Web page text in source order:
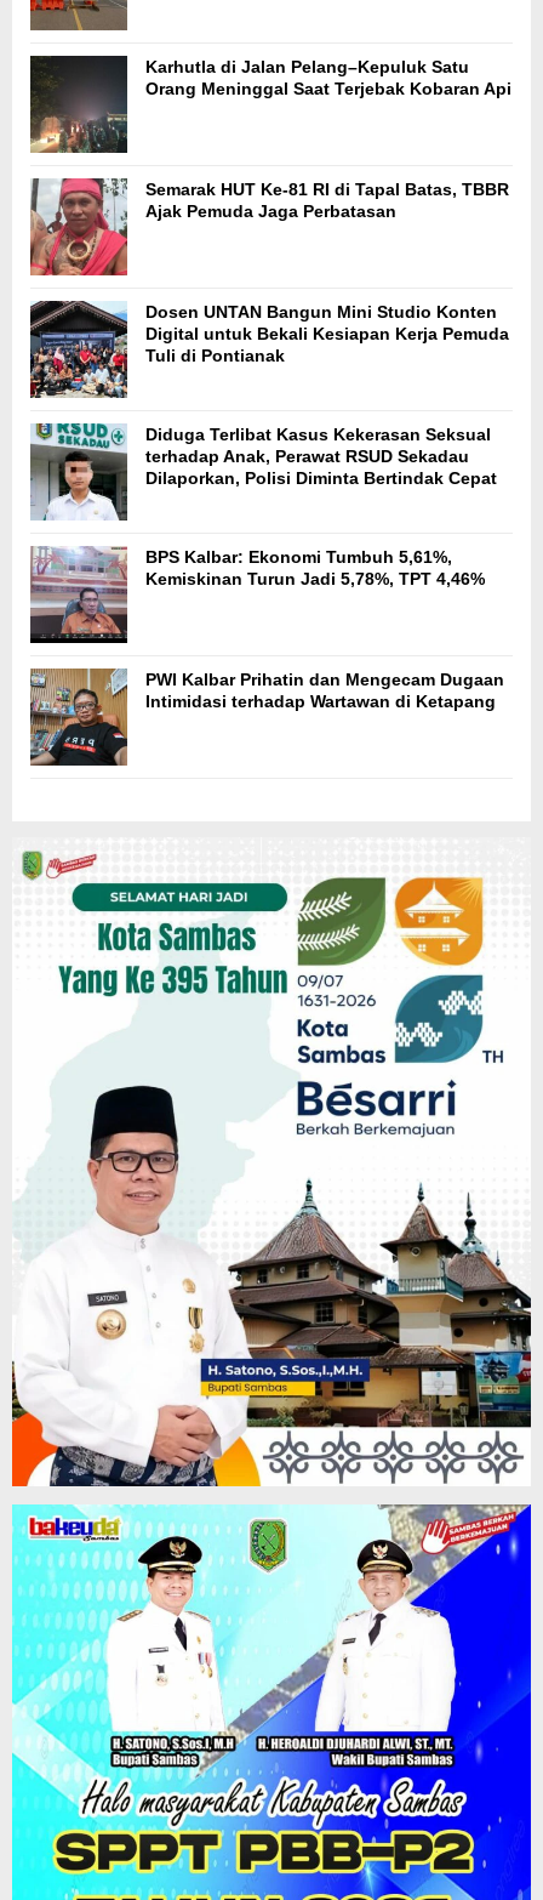
Karhutla di Jalan Pelang–Kepuluk Satu
Orang Meninggal Saat Terjebak Kobaran Api
Semarak HUT Ke-81 RI di Tapal Batas, TBBR
Ajak Pemuda Jaga Perbatasan
Dosen UNTAN Bangun Mini Studio Konten
Digital untuk Bekali Kesiapan Kerja Pemuda
Tuli di Pontianak
Diduga Terlibat Kasus Kekerasan Seksual
terhadap Anak, Perawat RSUD Sekadau
Dilaporkan, Polisi Diminta Bertindak Cepat
BPS Kalbar: Ekonomi Tumbuh 5,61%,
Kemiskinan Turun Jadi 5,78%, TPT 4,46%
PWI Kalbar Prihatin dan Mengecam Dugaan
Intimidasi terhadap Wartawan di Ketapang